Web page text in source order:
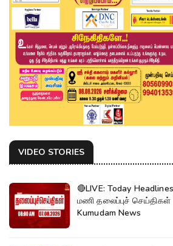
VIDEO STORIES
🔴LIVE: Today
மணி தலைப்புச் செய்திகள்
Kumudam News